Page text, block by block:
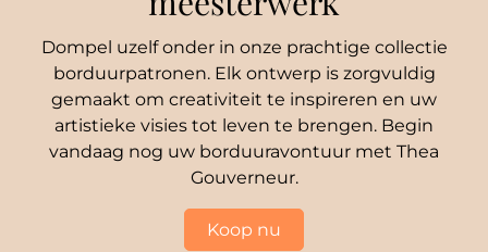
Dompel uzelf onder in onze prachtige collectie
borduurpatronen. Elk ontwerp is zorgvuldig
gemaakt om creativiteit te inspireren en uw
artistieke visies tot leven te brengen. Begin
vandaag nog uw borduuravontuur met Thea
Gouverneur.
Koop nu